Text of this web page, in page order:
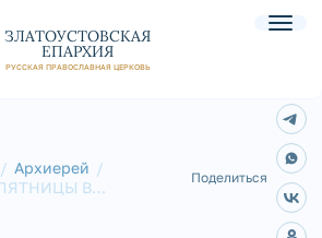
ЗЛАТОУСТОВСКАЯ
ЕПАРХИЯ
РУССКАЯ ПРАВОСЛАВНАЯ ЦЕРКОВЬ
Архиерей
В
Поделиться